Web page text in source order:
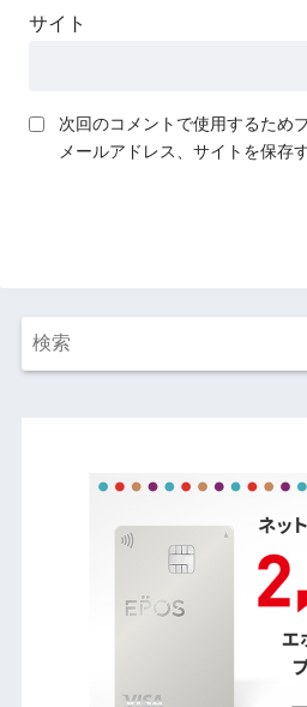
サイト
次回のコメントで使用するため
メールアドレス、サイトを保存す